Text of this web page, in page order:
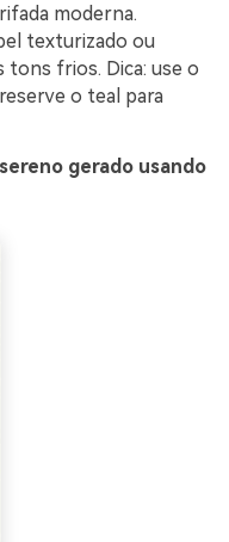
moderna.
texturizado ou
tons frios. Dica: use o
o teal para
gerado usando